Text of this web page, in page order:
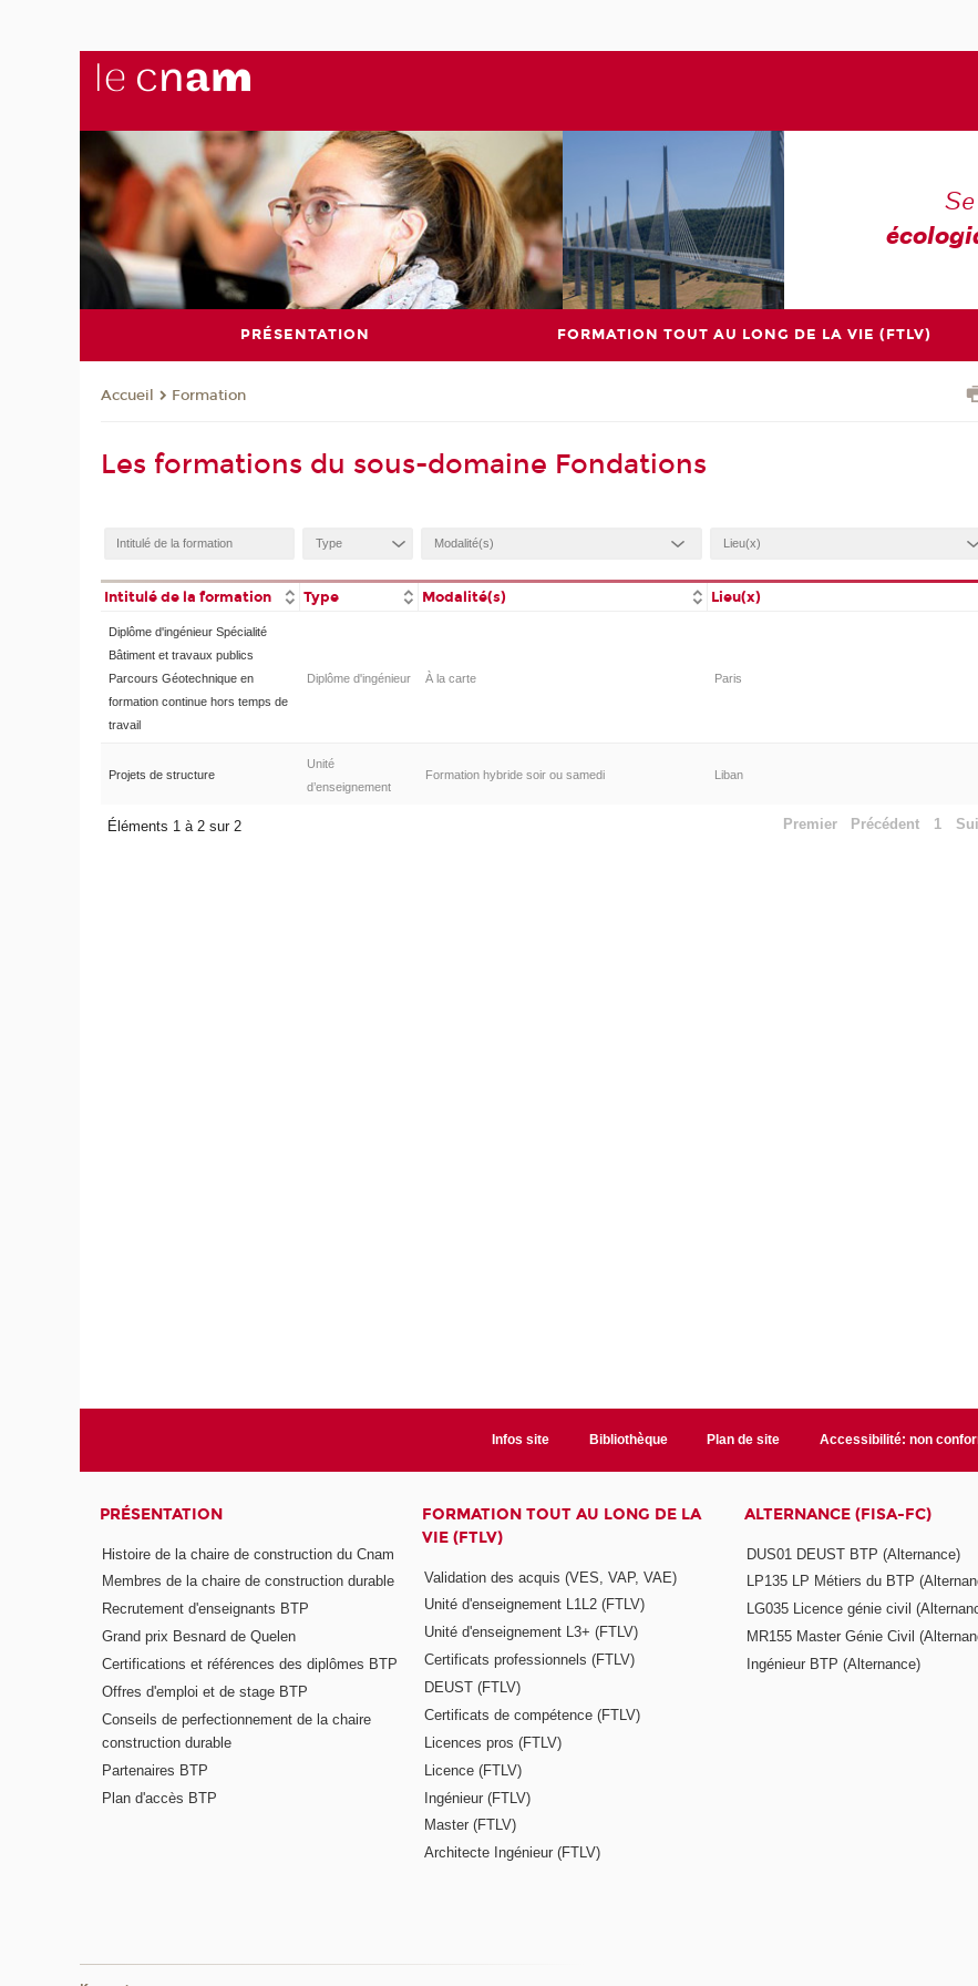
Se
PRÉSENTATION FORMATION TOUT AU LONG DE LA VIE (FTLV)
Accueil Formation
Les formations du sous-domaine Fondations
Intitulé de la formation Type Modalité(s) Lieu(x)
Diplôme d'ingénieur Spécialité
Bâtiment et travaux publics
Parcours Géotechnique en
formation continue hors temps de
travail
Diplôme d'ingénieur À la carte Paris
Projets de structure
Unité
d’enseignement
Formation hybride soir ou samedi Liban
Éléments 1 à 2 sur 2 Premier Précédent 1
Infos site Bibliothèque Plan de site Accessibilité: non
PRÉSENTATION
Histoire de la chaire de construction du Cnam
Membres de la chaire de construction durable
Recrutement d'enseignants BTP
Grand prix Besnard de Quelen
Certifications et références des diplômes BTP
Offres d'emploi et de stage BTP
Conseils de perfectionnement de la chaire
construction durable
Partenaires BTP
Plan d'accès BTP
FORMATION TOUT AU LONG DE LA
VIE (FTLV)
Validation des acquis (VES, VAP, VAE)
Unité d'enseignement L1L2 (FTLV)
Unité d'enseignement L3+ (FTLV)
Certificats professionnels (FTLV)
DEUST (FTLV)
Certificats de compétence (FTLV)
Licences pros (FTLV)
Licence (FTLV)
Ingénieur (FTLV)
Master (FTLV)
Architecte Ingénieur (FTLV)
ALTERNANCE (FISA-FC)
DUS01 DEUST BTP (Alternance)
LP135 LP Métiers du BTP
LG035 Licence génie civil
MR155 Master Génie Civil
Ingénieur BTP (Alternance)